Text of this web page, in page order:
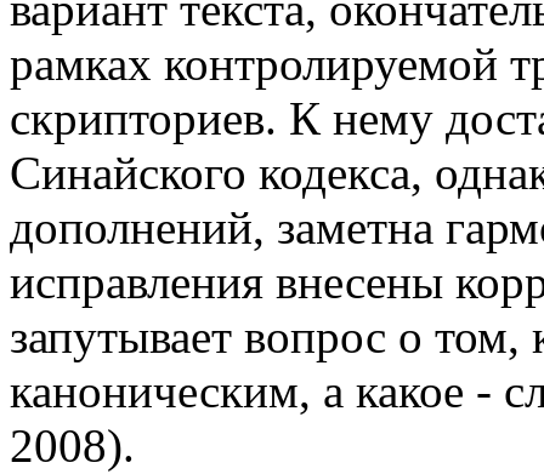
рамках контролируемой
скрипториев. К нему
Синайского кодекса,
дополнений, заметна
исправления внесены
запутывает вопрос о том,
каноническим, а какое -
2008).